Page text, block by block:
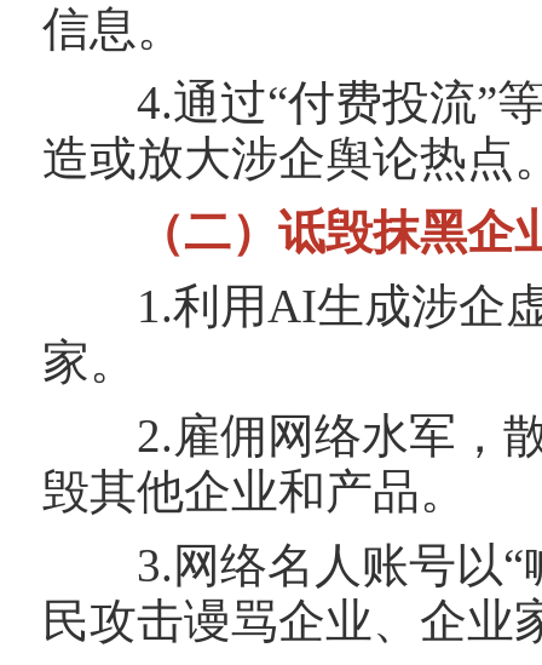
信息。
4.通过“付费投流”等
造或放大涉企舆论热点
（二）诋毁抹黑企
1.利用AI生成涉企虚
家。
2.雇佣网络水军，散
毁其他企业和产品。
3.网络名人账号以“
民攻击谩骂企业、企业